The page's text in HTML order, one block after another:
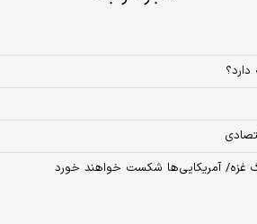
غزه/ آمریکایی‌ها شکست خواهند خورد